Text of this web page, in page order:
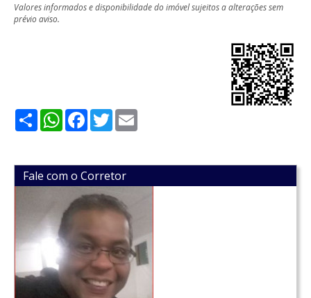
Valores informados e disponibilidade do imóvel sujeitos a alterações sem
prévio aviso.
ShareWhatsApp
Facebook
Twitter
Fale com o Corretor